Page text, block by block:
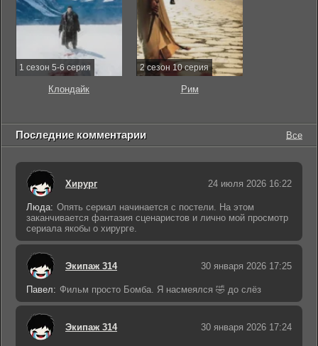
1 сезон 5-6 серия
Клондайк
2 сезон 10 серия
Рим
Последние комментарии Все
Хирург 24 июля 2026 16:22
Люда: Опять сериал начинается с постели. На этом
заканчивается фантазия сценаристов и лично мой просмотр
сериала якобы о хирурге.
Экипаж 314 30 января 2026 17:25
Павел: Фильм просто Бомба. Я насмеялся 🤣 до слёз
Экипаж 314 30 января 2026 17:24